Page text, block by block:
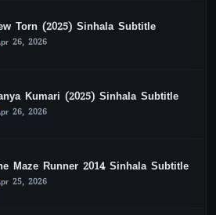
Torn (2025) Sinhala Subtitle
26, 2026
Kumari (2025) Sinhala Subtitle
26, 2026
Maze Runner 2014 Sinhala Subtitle
25, 2026